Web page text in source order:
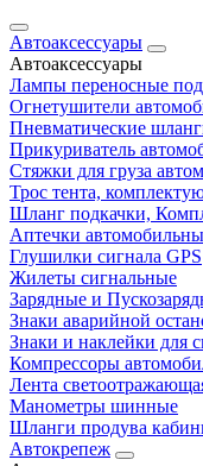
Автоаксессуары
Автоаксессуары
Лампы переносные
Огнетушители
Пневматические
Прикуриватель
Стяжки для груза
Трос тента,
Шланг подкачки,
Аптечки
Глушилки сигнала GPS
Жилеты сигнальные
Зарядные и
Знаки аварийной
Знаки и наклейки для
Компрессоры
Лента
Манометры шинные
Шланги продува
Автокрепеж